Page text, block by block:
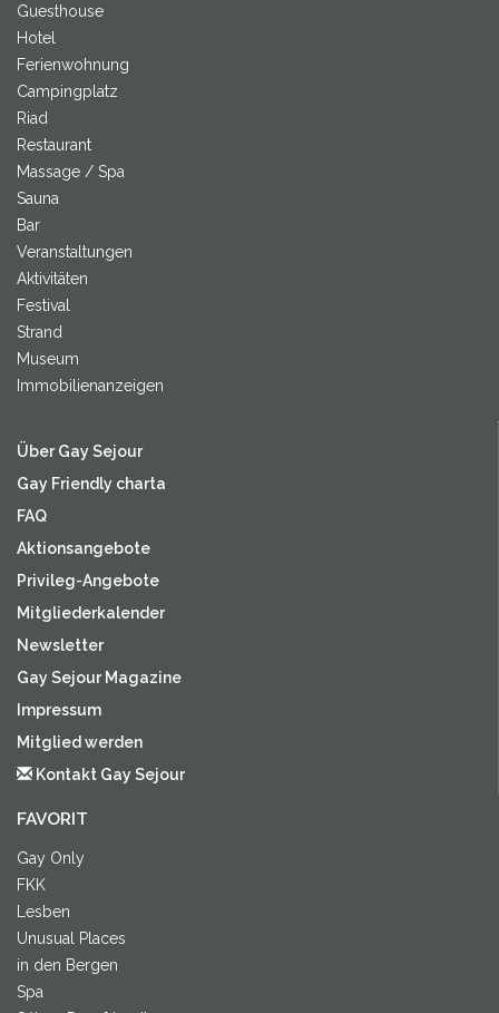
Guesthouse
Hotel
Ferienwohnung
Campingplatz
Riad
Restaurant
Massage / Spa
Sauna
Bar
Veranstaltungen
Aktivitäten
Festival
Strand
Museum
Immobilienanzeigen
Über Gay Sejour
Gay Friendly charta
FAQ
Aktionsangebote
Privileg-Angebote
Mitgliederkalender
Newsletter
Gay Sejour Magazine
Impressum
Mitglied werden
Kontakt Gay Sejour
FAVORIT
Gay Only
FKK
Lesben
Unusual Places
in den Bergen
Spa